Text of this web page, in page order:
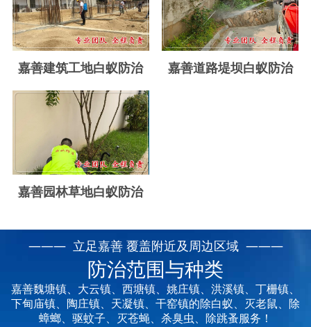
广州白蚁防治
东莞白蚁防治
佛山白蚁防治
云浮白蚁防治
新兴白蚁防治
肇庆白蚁防治
嘉善建筑工地白蚁防治 嘉善道路堤坝白蚁防治
嘉善园林草地白蚁防治
——— 立足嘉善 覆盖附近及周边区域 ———
防治范围与种类
嘉善魏塘镇、大云镇、西塘镇、姚庄镇、洪溪镇、丁栅镇、
下甸庙镇、陶庄镇、天凝镇、干窑镇的除白蚁、灭老鼠、除
蟑螂、驱蚊子、灭苍蝇、杀臭虫、除跳蚤服务！